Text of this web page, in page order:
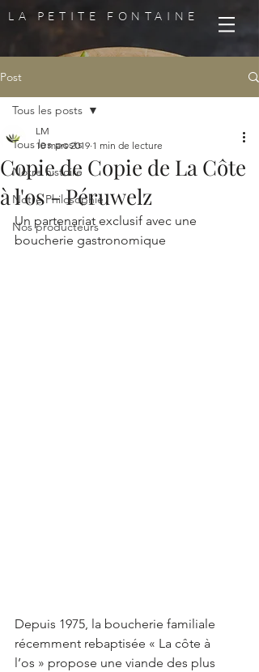
LA PETITE FONTAINE
Post
Tous les posts
Notre histoire
Notre Philosophie
Nos producteurs
Tous les posts
Copie de Copie de La Côte
à l'os - Péruwelz
LM
10 mars 2019 1 min de lecture
Un partenariat exclusif avec une
boucherie gastronomique
Depuis 1975, la boucherie familiale
récemment rebaptisée « La côte à
l’os » propose une viande des plus